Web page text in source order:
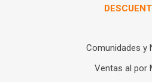
Comunidades y
Ventas al por